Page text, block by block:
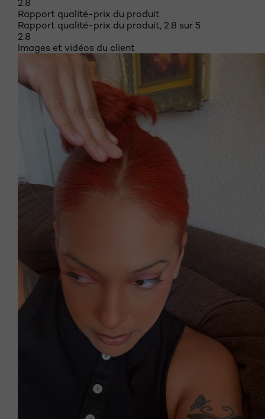
2.8
Rapport qualité-prix du produit
Rapport qualité-prix du produit, 2.8 sur 5
2.8
Images et vidéos du client